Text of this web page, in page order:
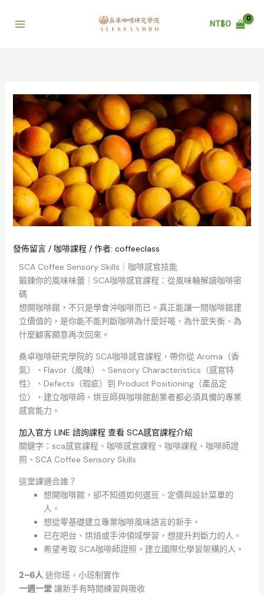
NT$0
發佈留言 / 咖啡課程 / 作者: coffeeclass
SCA Coffee Sensory Skills｜咖啡感官技能
鍛鍊你的風味味蕾｜SCA咖啡感官課程：從風味輪解讀咖啡密
碼
想開咖啡館，不只是學會沖咖啡而已。真正能讓一間咖啡館建
立價值的，是你能不能判斷咖啡為什麼好喝、為什麼失衡、為
什麼顧客願意再次回來。
桑卓咖啡研究學院的 SCA咖啡感官課程，帶你從 Aroma（香
氣）、Flavor（風味）、Sensory Characteristics（感官特
性）、Defects（瑕疵）到 Product Positioning（產品定
位），建立咖啡師、烘豆師與咖啡館創業者都必須具備的專業
感官能力。
加入官方 LINE 諮詢課程 查看 SCA感官課程介紹
關鍵字：sca感官課程、咖啡感官課程、咖啡課程、咖啡師證
照、SCA Coffee Sensory Skills
這堂課適合誰？
想開咖啡館，卻不知道如何選豆、定價與設計菜單的
人。
想從零基礎建立專業咖啡風味語言的新手。
已在吧台、烘焙或手沖領域學習，想提升判斷力的人。
希望考取 SCA咖啡師證照，建立國際化學習架構的人。
2–6人 迷你班，小班制實作
一週一堂 讓新手有時間練習與吸收